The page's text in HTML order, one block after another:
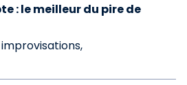
: le meilleur du pire de